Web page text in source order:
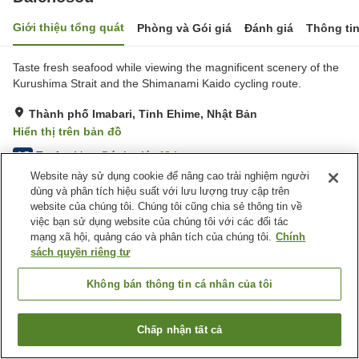
Giới thiệu tổng quát Phòng và Gói giá Đánh giá Thông
Taste fresh seafood while viewing the magnificent scenery of the
Kurushima Strait and the Shimanami Kaido cycling route.
Thành phố Imabari, Tỉnh Ehime, Nhật Bản
Hiển thị trên bản đồ
4.5 Tuyệt vời Đánh giá:48lượt
Tiện nghi chỗ nghỉ
Bãi đỗ xe
Nhà hàng
Máy bán hàng tự động
Sảnh tiệc
Nhật Bản Tỉnh Ehime
Thành phố Imabari
Daichosou
Tìm phòng trống
Website này sử dụng cookie để nâng cao trải nghiệm người
dùng và phân tích hiệu suất với lưu lượng truy cập trên
website của chúng tôi. Chúng tôi cũng chia sẻ thông tin về
việc bạn sử dụng website của chúng tôi với các đối tác
mạng xã hội, quảng cáo và phân tích của chúng tôi. Chính
sách quyền riêng tư
Không bán thông tin cá nhân của tôi
Chấp nhận tất cả